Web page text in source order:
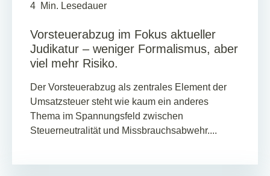
4 Min. Lesedauer
Vorsteuerabzug im Fokus aktueller
Judikatur – weniger Formalismus, aber
viel mehr Risiko.
Der Vorsteuerabzug als zentrales Element der
Umsatzsteuer steht wie kaum ein anderes
Thema im Spannungsfeld zwischen
Steuerneutralität und Missbrauchsabwehr....